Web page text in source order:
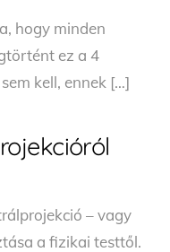
hogy minden
ez a 4
kell, ennek […]
– vagy
a fizikai testtől.